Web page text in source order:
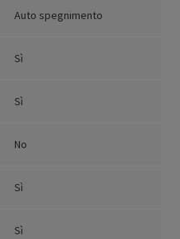
Auto spegnimento
Sì
Sì
No
Sì
Sì